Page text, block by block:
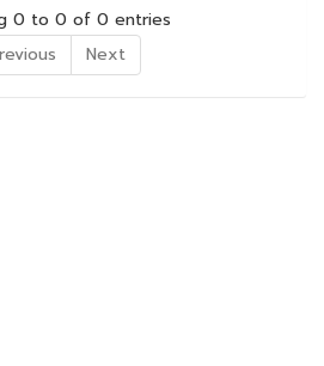
0 to 0 of 0 entries
Next